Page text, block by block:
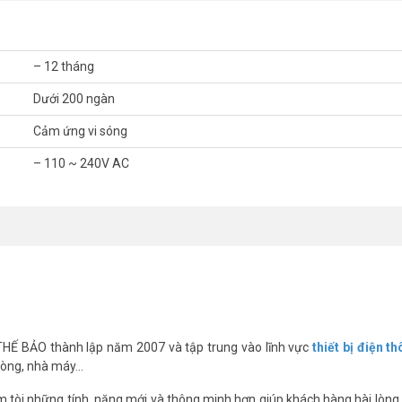
thay đồ nhà máy….
góc quét hướng về phía có người di chuyển, sau đó điều chỉnh 2 nút:
tường, thạch cao, cừa gỗ, cửa kính, nhựa…nên có thể bật sáng khi
bằng chuông hoặc còi báo động …)
KAWA RS686A
– 12 tháng
Dưới 200 ngàn
Cảm ứng vi sóng
– 110 ~ 240V AC
BẢO thành lập năm 2007 và tập trung vào lĩnh vựcthiết bị điện
nhà máy…
tòi những tính năng mới và thông minh hơn giúp khách hàng hài lòng